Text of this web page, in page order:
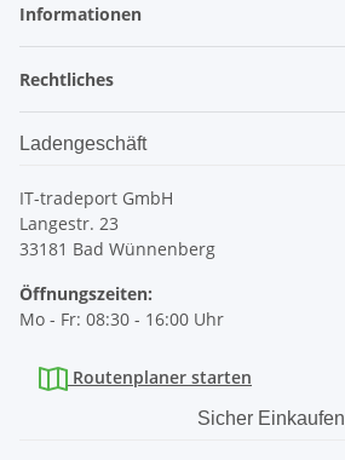
Informationen
Rechtliches
Ladengeschäft
IT-tradeport GmbH
Langestr. 23
33181 Bad Wünnenberg
Öffnungszeiten:
Mo - Fr: 08:30 - 16:00 Uhr
Routenplaner starten
Sicher Einkaufen